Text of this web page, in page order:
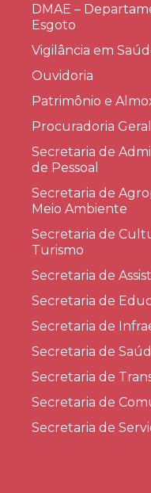
DMAE –
Esgoto
Vigilância em
Ouvidoria
Patrimônio e
Procuradoria Geral
Secretaria de
de Pessoal
Secretaria de
Meio Ambiente
Secretaria de
Turismo
Secretaria de
Secretaria de
Secretaria de
Secretaria de
Secretaria de
Secretaria de
Secretaria de